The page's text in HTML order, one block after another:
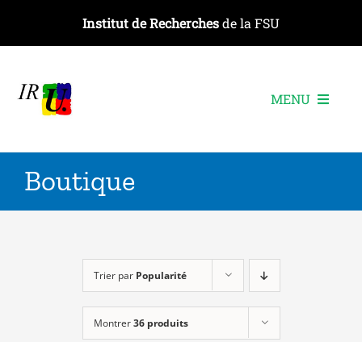
contenu
Institut de Recherchesde la FSU
MENU
Les recherches
Les événements
Boutique
Trier par Popularité
Montrer36 produits